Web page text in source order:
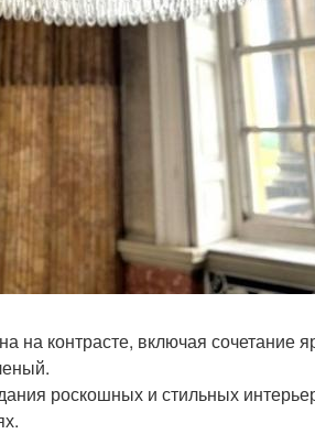
контрасте, включая сочетание
роскошных и стильных